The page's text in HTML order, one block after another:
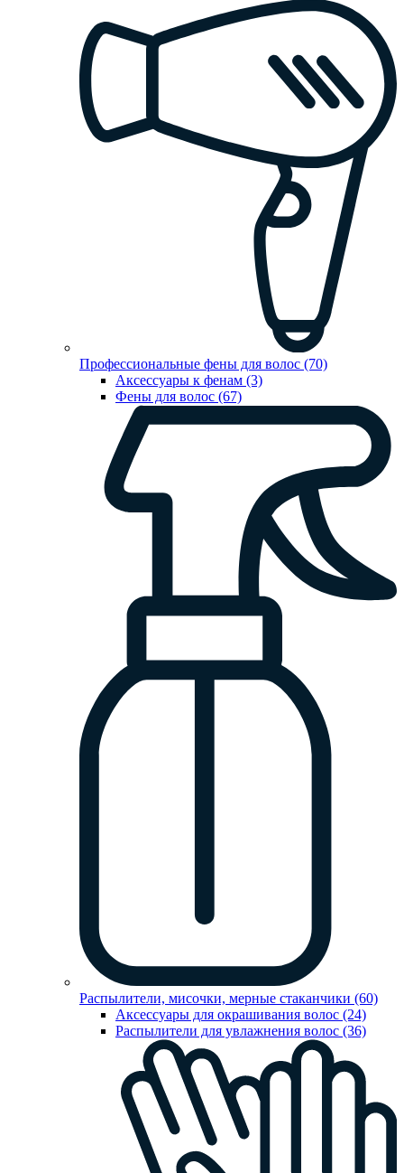
Профессиональные фены для волос (70)
Аксессуары к фенам (3)
Фены для волос (67)
Распылители, мисочки, мерные стаканчики (60)
Аксессуары для окрашивания волос (24)
Распылители для увлажнения волос (36)